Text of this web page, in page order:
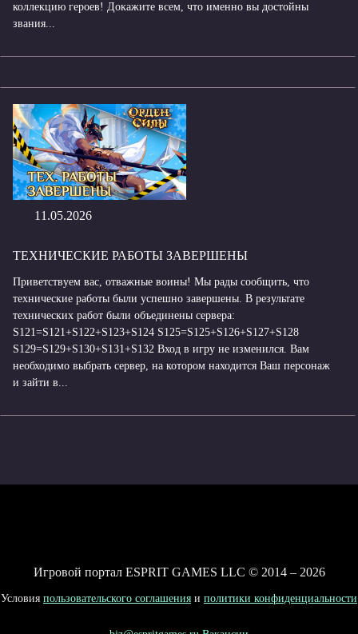
коллекцию героев! Докажите всем, что именно вы достойны
звания...
11.05.2026
ТЕХНИЧЕСКИЕ РАБОТЫ ЗАВЕРШЕНЫ
Приветствуем вас, отважные воины! Мы рады сообщить, что
технические работы были успешно завершены. В результате
технических работ были объединены сервера:
S121=S121+S122+S123+S124 S125=S125+S126+S127+S128
S129=S129+S130+S131+S132 Вход в игру не изменился. Вам
необходимо выбрать сервер, на котором находится Ваш персонаж
и зайти в...
Игровой портал ESPRIT GAMES LLC © 2014 – 2026
Условия пользовательского соглашения и политики конфиденциальности